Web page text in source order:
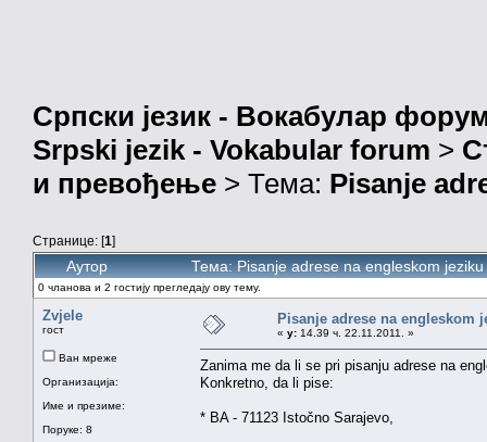
Српски језик - Вокабулар
Srpski jezik - Vokabular forum >
и превођење > Тема: Pisanje
Странице: [1]
Аутор Тема: Pisanje adrese na engleskom
0 чланова и 2 гостију прегледају ову тему.
Zvjele
гост
Ван мреже
Организација:
Име и презиме:
Поруке: 8
Pisanje adrese na engleskom
« у: 14.39 ч. 22.11.2011. »
Zanima me da li se pri pisanju adrese na
Konkretno, da li pise:
* BA - 71123 Istočno Sarajevo,